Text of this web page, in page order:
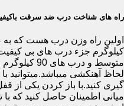
راه های شناخت درب ضد سرقت
متوسط و درب
لحاظ آهنکشی میباشد.میتوانید
گیری کنید.با باز کردن یکی از
میانی اطمینان حاصل کنید که با